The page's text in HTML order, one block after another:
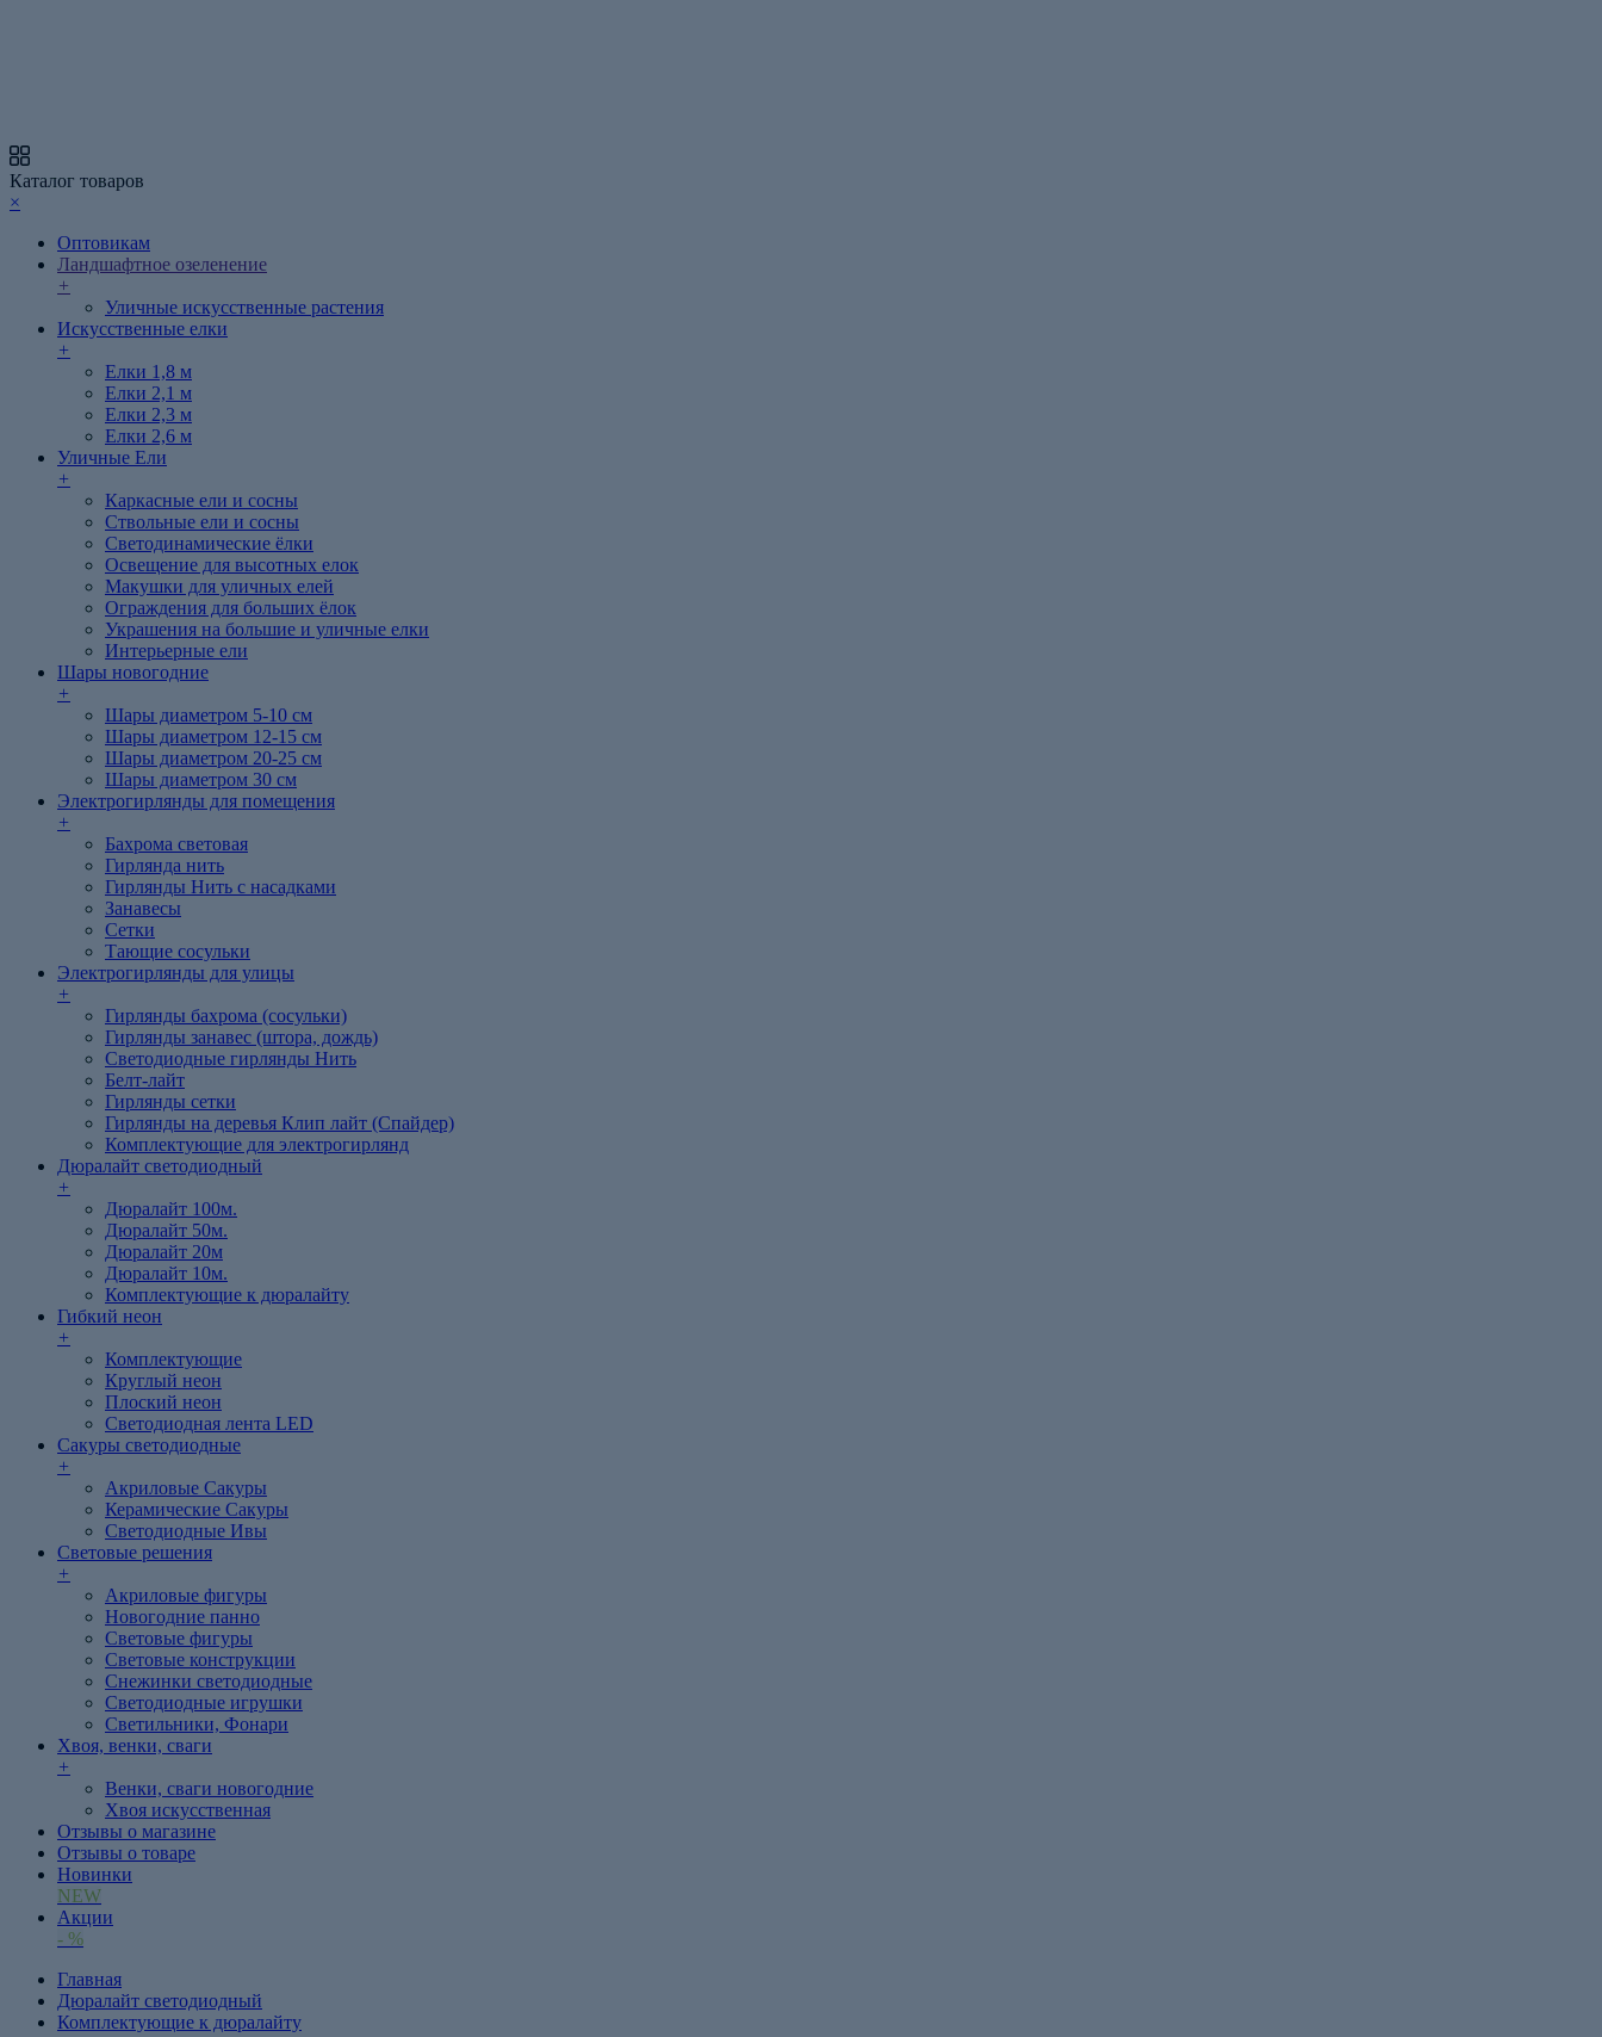
Каталог товаров
×
Оптовикам
Ландшафтное озеленение
+
Уличные искусственные растения
Искусственные елки
+
Елки 1,8 м
Елки 2,1 м
Елки 2,3 м
Елки 2,6 м
Уличные Ели
+
Каркасные ели и сосны
Ствольные ели и сосны
Светодинамические ёлки
Освещение для высотных елок
Макушки для уличных елей
Ограждения для больших ёлок
Украшения на большие и уличные елки
Интерьерные ели
Шары новогодние
+
Шары диаметром 5-10 см
Шары диаметром 12-15 см
Шары диаметром 20-25 см
Шары диаметром 30 см
Электрогирлянды для помещения
+
Бахрома световая
Гирлянда нить
Гирлянды Нить с насадками
Занавесы
Сетки
Тающие сосульки
Электрогирлянды для улицы
+
Гирлянды бахрома (сосульки)
Гирлянды занавес (штора, дождь)
Светодиодные гирлянды Нить
Белт-лайт
Гирлянды сетки
Гирлянды на деревья Клип лайт (Спайдер)
Комплектующие для электрогирлянд
Дюралайт светодиодный
+
Дюралайт 100м.
Дюралайт 50м.
Дюралайт 20м
Дюралайт 10м.
Комплектующие к дюралайту
Гибкий неон
+
Комплектующие
Круглый неон
Плоский неон
Светодиодная лента LED
Cакуры светодиодные
+
Акриловые Сакуры
Керамические Сакуры
Светодиодные Ивы
Световые решения
+
Акриловые фигуры
Новогодние панно
Световые фигуры
Световые конструкции
Снежинки светодиодные
Светодиодные игрушки
Светильники, Фонари
Хвоя, венки, сваги
+
Венки, сваги новогодние
Хвоя искусственная
Отзывы о магазине
Отзывы о товаре
Новинки
NEW
Акции
- %
Главная
Дюралайт светодиодный
Комплектующие к дюралайту